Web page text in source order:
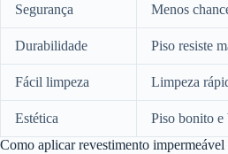
Segurança Menos
Durabilidade Piso resiste
Fácil limpeza Limpeza
Estética
Piso bonito e
Como aplicar revestimento impermeável